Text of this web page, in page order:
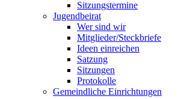
Sitzungstermine
Jugendbeirat
Wer sind wir
Mitglieder/Steckbriefe
Ideen einreichen
Satzung
Sitzungen
Protokolle
Gemeindliche Einrichtungen